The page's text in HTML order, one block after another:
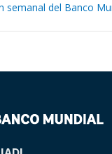
semanal del Banco